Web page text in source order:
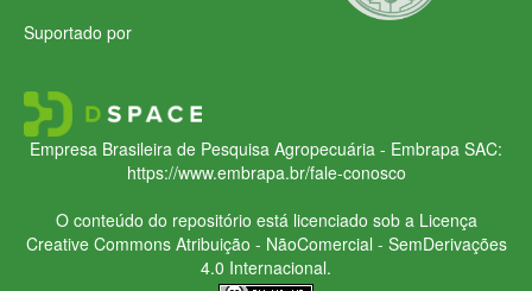
Suportado por
Empresa Brasileira de Pesquisa Agropecuária - Embrapa SAC:
https://www.embrapa.br/fale-conosco
O conteúdo do repositório está licenciado sob a Licença
Creative CommonsAtribuição - NãoComercial - SemDerivações
4.0 Internacional.